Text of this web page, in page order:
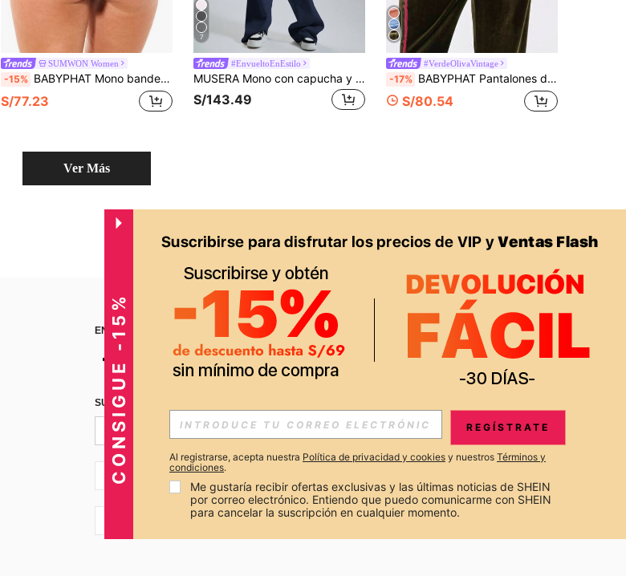
SUMWON Women
-15% BABYPHAT Mono bandeau de tela de toalla de rizo con logotipo bordado y cintura con cordón, para vacaciones de verano
S/77.23
7
#EnvueltoEnEstilo
MUSERA Mono con capucha y cremallera, cintura ceñida, relajado, informal, cápsula de armario básico, ajuste casual para uso diario, invierno, aeropuerto, azul marino, cremallera, primavera, verano
S/143.49
#VerdeOlivaVintage
-17% BABYPHAT Pantalones de chándal de terciopelo lujosos con detalles de rayas laterales, cintura alta, pantalones informales de pierna ancha para estar cómodo en otoño e invierno
S/80.54
Ver Más
ENCUÉNTRANOS EN APP
SUSCRÍBETE PARA RECIBIR OFERTAS EXCLUSIVAS, PROMOCIONES Y NOTICIAS DE SHEIN
Suscribir
PE + 51
CONSIGUE -15% REGÍSTRATE
Al registrarse, acepta nuestra Política de privacidad y cookies y nuestros Términos y
condiciones.
Me gustaría recibir ofertas exclusivas y las últimas noticias de SHEIN
por correo electrónico. Entiendo que puedo comunicarme con SHEIN
para cancelar la suscripción en cualquier momento.